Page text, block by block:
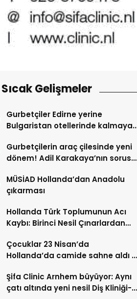
Sıcak Gelişmeler
Gurbetçiler Edirne yerine
Bulgaristan otellerinde kalmaya
Gurbetçilerin araç çilesinde yeni
dönem! Adil Karakaya’nın sorusu
MÜSİAD Hollanda’dan Anadolu
çıkarması
Hollanda Türk Toplumunun Acı
Kaybı: Birinci Nesil Çınarlardan
Çocuklar 23 Nisan’da
Hollanda’da camide sahne aldı –
Şifa Clinic Arnhem büyüyor: Aynı
çatı altında yeni nesil Diş Kliniği-